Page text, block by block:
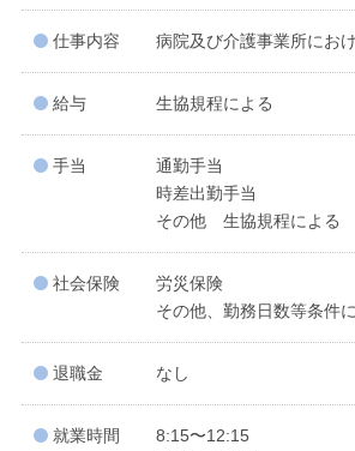
仕事内容 病院及び介護事業所にお
給与 生協規程による
手当
通勤手当
時差出勤手当
その他 生協規程による
社会保険
労災保険
その他、勤務日数等条件
退職金 なし
就業時間
8:15〜12:15